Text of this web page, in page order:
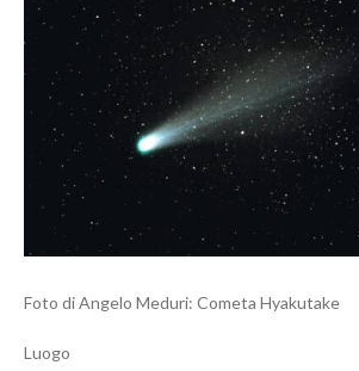
Foto di Angelo Meduri: Cometa Hyakutake
Luogo